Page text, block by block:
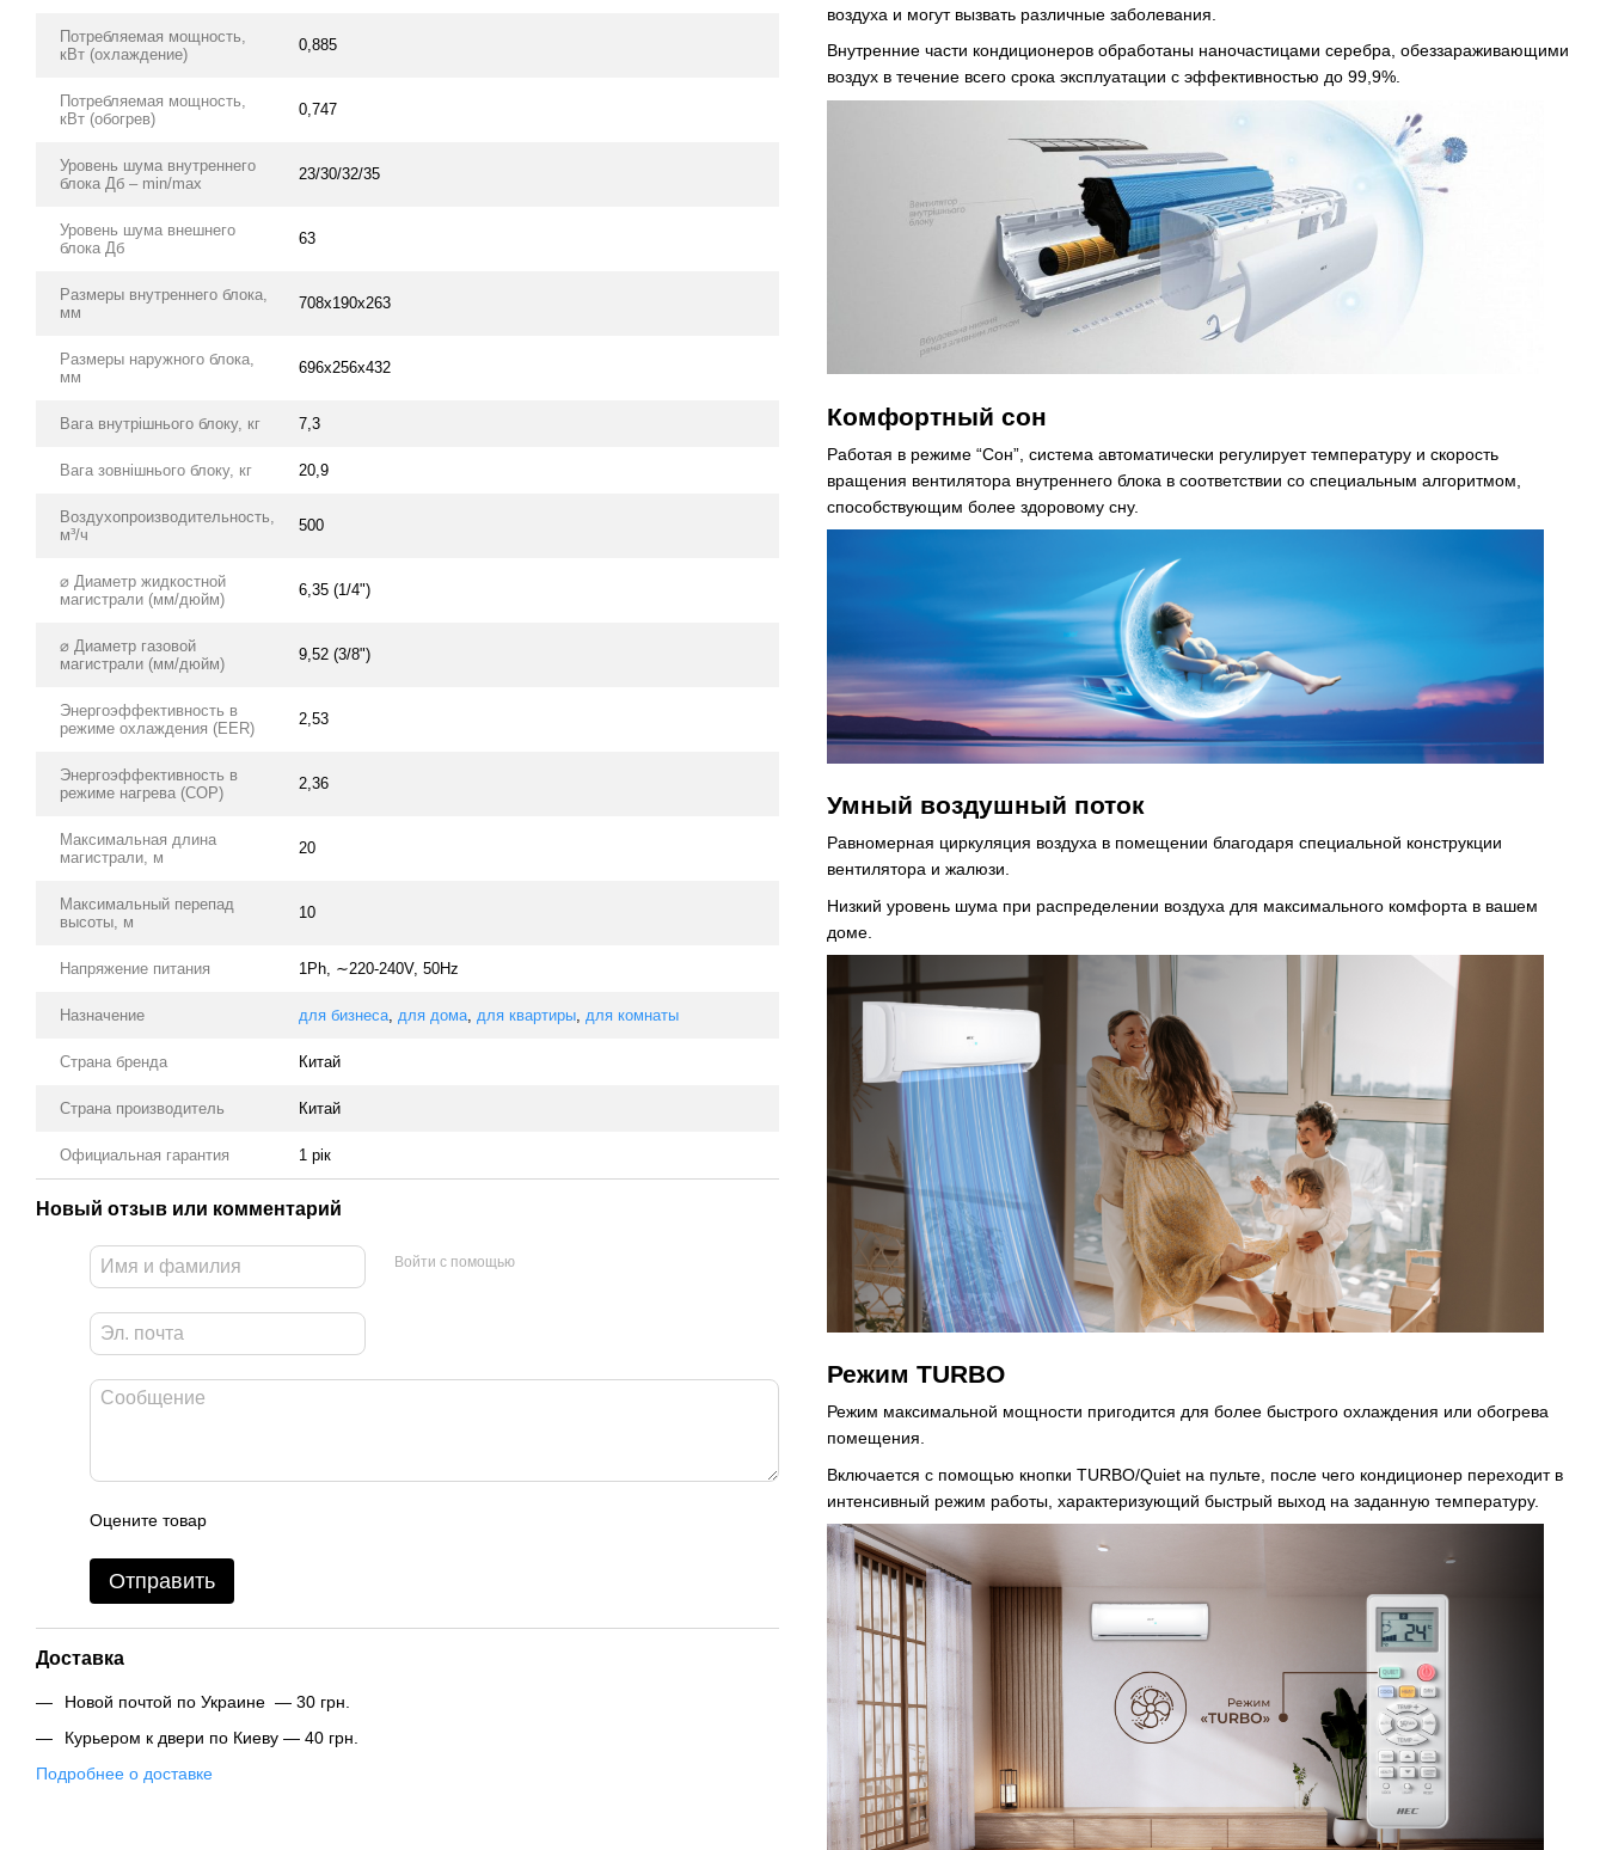
Потребляемая мощность,
кВт (охлаждение)
0,885
Потребляемая мощность,
кВт (обогрев)
0,747
Уровень шума внутреннего
блока Дб – min/max
23/30/32/35
Уровень шума внешнего
блока Дб
63
Размеры внутреннего блока,
мм
708x190x263
Размеры наружного блока,
мм
696x256x432
Вага внутрішнього блоку, кг 7,3
Вага зовнішнього блоку, кг 20,9
Воздухопроизводительность,
м³/ч
500
⌀ Диаметр жидкостной
магистрали (мм/дюйм)
6,35 (1/4")
⌀ Диаметр газовой
магистрали (мм/дюйм)
9,52 (3/8")
Энергоэффективность в
режиме охлаждения (EER)
2,53
Энергоэффективность в
режиме нагрева (COP)
2,36
Максимальная длина
магистрали, м
20
Максимальный перепад
высоты, м
10
Напряжение питания 1Ph, ∼220-240V, 50Hz
Назначение для бизнеса для дома для квартиры для комнаты
Страна бренда Китай
Страна производитель Китай
Официальная гарантия 1 рік
Новый отзыв или комментарий
Войти с помощью
Оцените товар
Отправить
Доставка
Новой почтой по Украине — 30 грн.
Курьером к двери по Киеву — 40 грн.
Подробнее о доставке
воздуха и могут вызвать различные заболевания.
Внутренние части кондиционеров обработаны наночастицами серебра, обеззараживающими
воздух в течение всего срока эксплуатации с эффективностью до 99,9%.
Комфортный сон
Работая в режиме “Сон”, система автоматически регулирует температуру и скорость
вращения вентилятора внутреннего блока в соответствии со специальным алгоритмом,
способствующим более здоровому сну.
Умный воздушный поток
Равномерная циркуляция воздуха в помещении благодаря специальной конструкции
вентилятора и жалюзи.
Низкий уровень шума при распределении воздуха для максимального комфорта в вашем
доме.
Режим TURBO
Режим максимальной мощности пригодится для более быстрого охлаждения или обогрева
помещения.
Включается с помощью кнопки TURBO/Quiet на пульте, после чего кондиционер переходит в
интенсивный режим работы, характеризующий быстрый выход на заданную температуру.